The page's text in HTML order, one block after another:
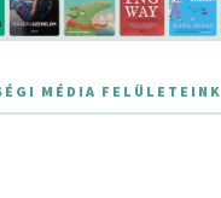
MÉDIA FELÜLETEINK